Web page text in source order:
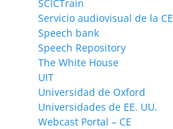
SCICTrain
Servicio audiovisual de la CE
Speech bank
Speech Repository
The White House
UIT
Universidad de Oxford
Universidades de EE. UU.
Webcast Portal – CE